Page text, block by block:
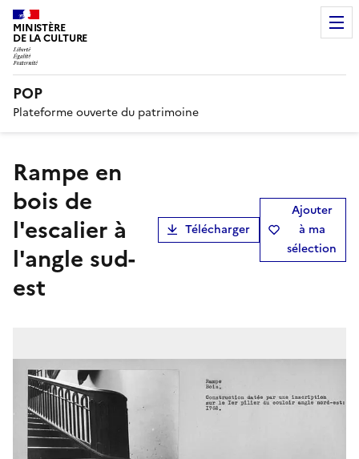
MINISTÈRE
DE LA CULTURE
POP
Plateforme ouverte du patrimoine
Rampe en
bois de
l'escalier à
l'angle sud-
est
Télécharger
Ajouter
à ma
sélection